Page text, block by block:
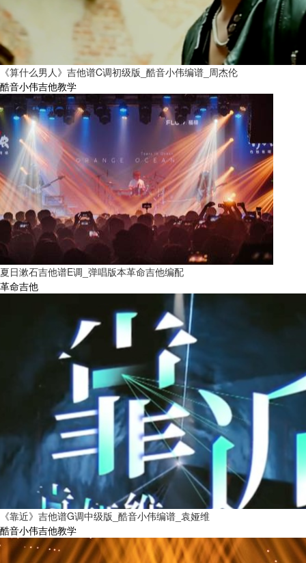
《算什么男人》吉他谱C调初级版_酷音小伟编谱_周杰伦
酷音小伟吉他教学
夏日漱石吉他谱E调_弹唱版本革命吉他编配
革命吉他
《靠近》吉他谱G调中级版_酷音小伟编谱_袁娅维
酷音小伟吉他教学